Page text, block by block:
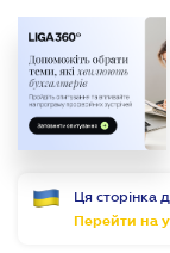
БУХГАЛТЕР
Ця сторінка
Перейти на